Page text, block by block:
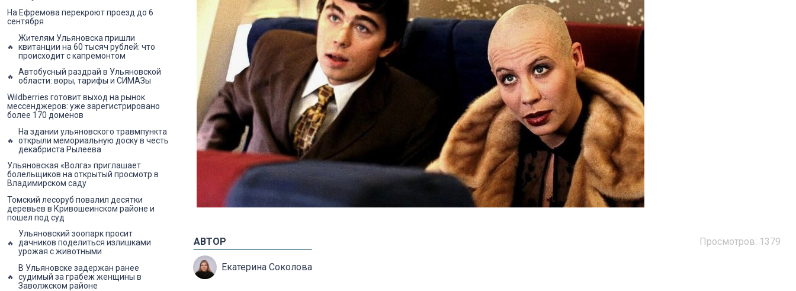
Просмотров: 1379
АВТОР
Екатерина Соколова
На Ефремова перекроют проезд до 6
сентября
Жителям Ульяновска пришли
квитанции на 60 тысяч рублей: что
происходит с капремонтом
Автобусный раздрай в Ульяновской
области: воры, тарифы и СИМАЗы
Wildberries готовит выход на рынок
мессенджеров: уже зарегистрировано
более 170 доменов
На здании ульяновского травмпункта
открыли мемориальную доску в честь
декабриста Рылеева
Ульяновская «Волга» приглашает
болельщиков на открытый просмотр в
Владимирском саду
Томский лесоруб повалил десятки
деревьев в Кривошеинском районе и
пошел под суд
Ульяновский зоопарк просит
дачников поделиться излишками
урожая с животными
В Ульяновске задержан ранее
судимый за грабеж женщины в
Заволжском районе